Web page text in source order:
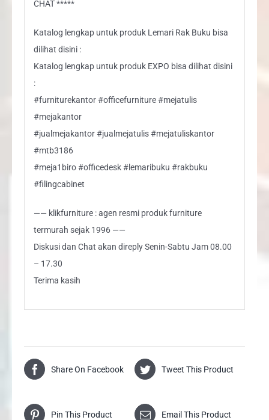
CHAT *****
Katalog lengkap untuk produk Lemari Rak Buku bisa
dilihat disini :
Katalog lengkap untuk produk EXPO bisa dilihat disini
:
#furniturekantor #officefurniture #mejatulis
#mejakantor
#jualmejakantor #jualmejatulis #mejatuliskantor
#mtb3186
#meja1biro #officedesk #lemaribuku #rakbuku
#filingcabinet
—— klikfurniture : agen resmi produk furniture
termurah sejak 1996 ——
Diskusi dan Chat akan direply Senin-Sabtu Jam 08.00
– 17.30
Terima kasih
Share On Facebook Tweet This Product
Pin This Product Email This Product